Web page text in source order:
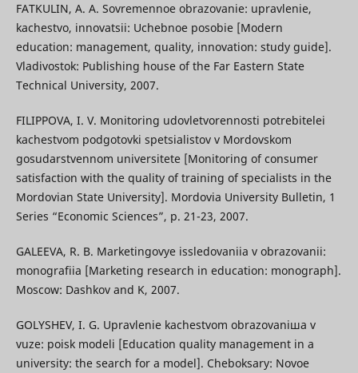
FATKULIN, A. A. Sovremennoe obrazovanie: upravlenie,
kachestvo, innovatsii: Uchebnoe posobie [Modern
education: management, quality, innovation: study guide].
Vladivostok: Publishing house of the Far Eastern State
Technical University, 2007.
FILIPPOVA, I. V. Monitoring udovletvorennosti potrebitelei
kachestvom podgotovki spetsialistov v Mordovskom
gosudarstvennom universitete [Monitoring of consumer
satisfaction with the quality of training of specialists in the
Mordovian State University]. Mordovia University Bulletin, 1
Series “Economic Sciences”, p. 21-23, 2007.
GALEEVA, R. B. Marketingovye issledovaniia v obrazovanii:
monografiia [Marketing research in education: monograph].
Moscow: Dashkov and K, 2007.
GOLYSHEV, I. G. Upravlenie kachestvom obrazovaniшa v
vuze: poisk modeli [Education quality management in a
university: the search for a model]. Cheboksary: Novoe